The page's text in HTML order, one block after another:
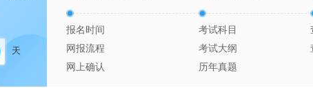
天
报名时间
网报流程
网上确认
考试科目
考试大纲
历年真题